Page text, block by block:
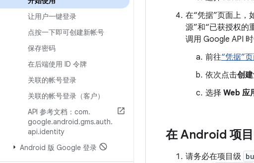
让用户一键登录
点按一下即可创建新帐号
保存密码
在后端使用 ID 令牌
关联的帐号登录
关联的帐号登录（客户）
API 参考文档：com.
google.android.gms.auth.
api.identity
Android 版 Google 登录
在“凭据”页面上，
源”和“已获授权的
调用 Google API
前往“凭据”
依次点击创
选择 Web 应
在 Android 项
请务必在项目级